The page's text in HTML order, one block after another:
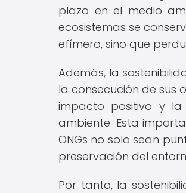
plazo en el medio
ecosistemas se
efímero, sino que
Además, la
la consecución de sus
impacto positivo y la
ambiente. Esta
ONGs no solo sean
preservación del
Por tanto, la